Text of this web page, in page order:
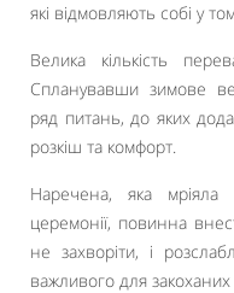
які відмовляють собі у
Велика кількість
Спланувавши зимове
ряд питань, до яких
розкіш та комфорт.
Наречена, яка
церемонії, повинна
не захворіти, і
важливого для